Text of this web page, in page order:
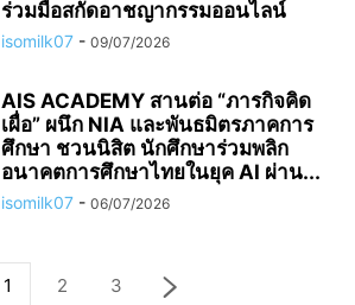
ร่วมมือสกัดอาชญากรรมออนไลน์
isomilk07 - 09/07/2026
AIS ACADEMY สานต่อ “ภารกิจคิด
เผื่อ” ผนึก NIA และพันธมิตรภาคการ
ศึกษา ชวนนิสิต นักศึกษาร่วมพลิก
อนาคตการศึกษาไทยในยุค AI ผ่าน...
isomilk07 - 06/07/2026
1 2 3